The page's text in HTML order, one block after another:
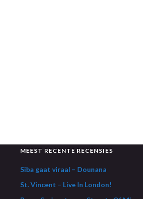
MEEST RECENTE RECENSIES
Siba gaat viraal – Dounana
St. Vincent – Live In London!